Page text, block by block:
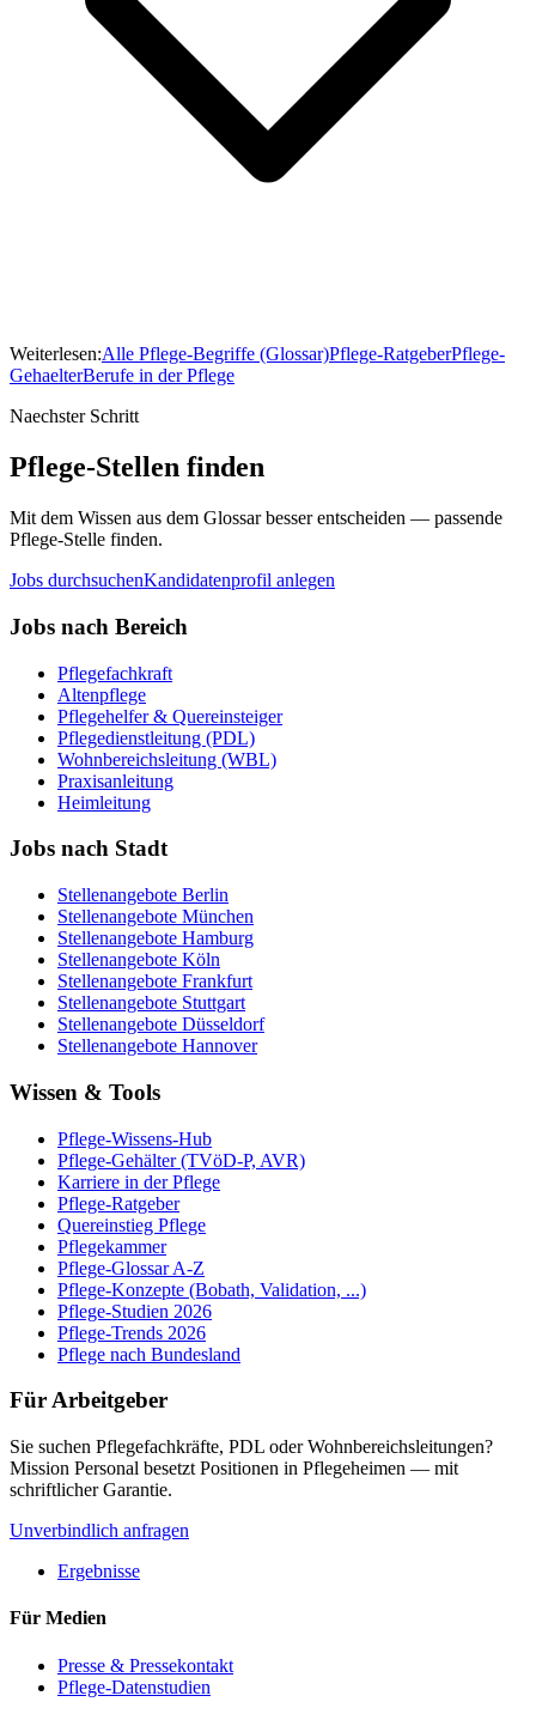
Weiterlesen:Alle Pflege-Begriffe (Glossar)Pflege-RatgeberPflege-
GehaelterBerufe in der Pflege
Naechster Schritt
Pflege-Stellen finden
Mit dem Wissen aus dem Glossar besser entscheiden — passende
Pflege-Stelle finden.
Jobs durchsuchenKandidatenprofil anlegen
Jobs nach Bereich
Pflegefachkraft
Altenpflege
Pflegehelfer & Quereinsteiger
Pflegedienstleitung (PDL)
Wohnbereichsleitung (WBL)
Praxisanleitung
Heimleitung
Jobs nach Stadt
Stellenangebote Berlin
Stellenangebote München
Stellenangebote Hamburg
Stellenangebote Köln
Stellenangebote Frankfurt
Stellenangebote Stuttgart
Stellenangebote Düsseldorf
Stellenangebote Hannover
Wissen & Tools
Pflege-Wissens-Hub
Pflege-Gehälter (TVöD-P, AVR)
Karriere in der Pflege
Pflege-Ratgeber
Quereinstieg Pflege
Pflegekammer
Pflege-Glossar A-Z
Pflege-Konzepte (Bobath, Validation, ...)
Pflege-Studien 2026
Pflege-Trends 2026
Pflege nach Bundesland
Für Arbeitgeber
Sie suchen Pflegefachkräfte, PDL oder Wohnbereichsleitungen?
Mission Personal besetzt Positionen in Pflegeheimen — mit
schriftlicher Garantie.
Unverbindlich anfragen
Ergebnisse
Für Medien
Presse & Pressekontakt
Pflege-Datenstudien